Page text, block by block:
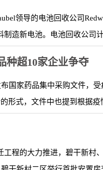
领导的电池回收公司
造新电池。电池回收公司
种超10家企业争夺
国家药品集中采购文件，
形式，文件中也提到根据
工程的大力推进，碧干新村